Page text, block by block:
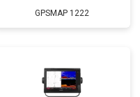
GPSMAP 1222